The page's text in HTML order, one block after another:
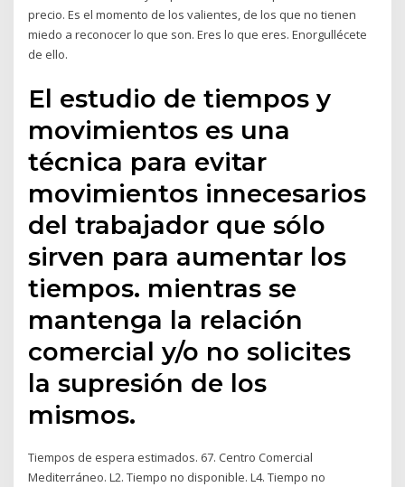
precio. Es el momento de los valientes, de los que no tienen
miedo a reconocer lo que son. Eres lo que eres. Enorgullécete
de ello.
El estudio de tiempos y
movimientos es una
técnica para evitar
movimientos innecesarios
del trabajador que sólo
sirven para aumentar los
tiempos. mientras se
mantenga la relación
comercial y/o no solicites
la supresión de los
mismos.
Tiempos de espera estimados. 67. Centro Comercial
Mediterráneo. L2. Tiempo no disponible. L4. Tiempo no